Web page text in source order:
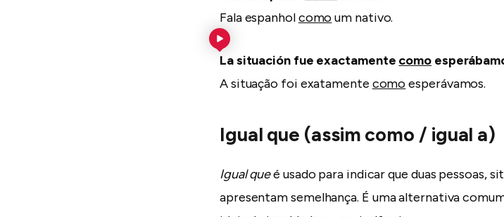
Fala espanholcomoum nativo.
La situación fue exactamente como
A situação foi exatamente comoesperávamos.
Igual que (assim como / igual a)
Igual queé usado para indicar que duas pessoas,
apresentam semelhança. É uma alternativa